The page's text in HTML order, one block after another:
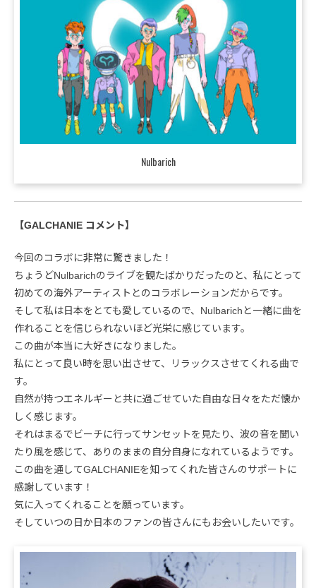
Nulbarich
【GALCHANIE コメント】
今回のコラボに非常に驚きました！
ちょうどNulbarichのライブを観たばかりだったのと、私にとって
初めての海外アーティストとのコラボレーションだからです。
そして私は日本をとても愛しているので、Nulbarichと一緒に曲を
作れることを信じられないほど光栄に感じています。
この曲が本当に大好きになりました。
私にとって良い時を思い出させて、リラックスさせてくれる曲で
す。
自然が持つエネルギーと共に過ごせていた自由な日々をただ懐か
しく感じます。
それはまるでビーチに行ってサンセットを見たり、波の音を聞い
たり風を感じて、ありのままの自分自身になれているようです。
この曲を通してGALCHANIEを知ってくれた皆さんのサポートに
感謝しています！
気に入ってくれることを願っています。
そしていつの日か日本のファンの皆さんにもお会いしたいです。